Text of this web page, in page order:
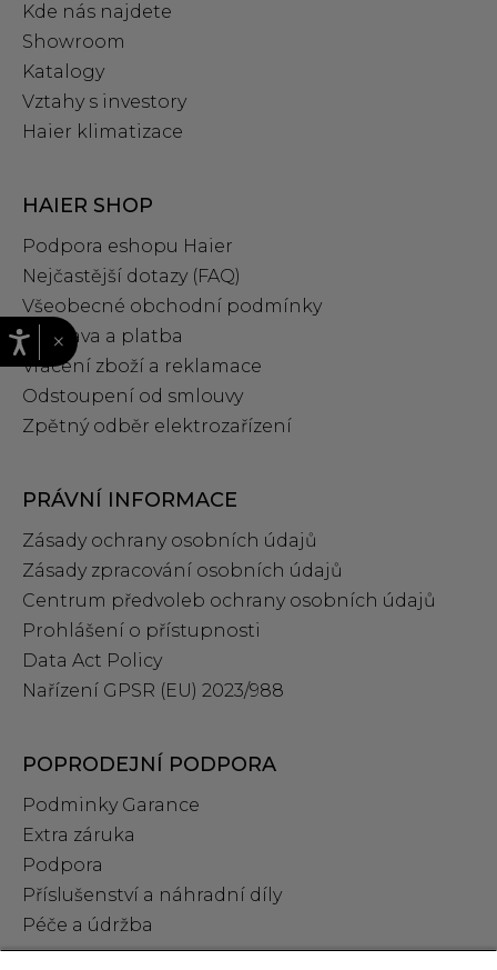
Kde nás najdete
Showroom
Katalogy
Vztahy s investory
Haier klimatizace
HAIER SHOP
Podpora eshopu Haier
Nejčastější dotazy (FAQ)
Všeobecné obchodní podmínky
Doprava a platba
Vrácení zboží a reklamace
Odstoupení od smlouvy
Zpětný odběr elektrozařízení
PRÁVNÍ INFORMACE
Zásady ochrany osobních údajů
Zásady zpracování osobních údajů
Centrum předvoleb ochrany osobních údajů
Prohlášení o přístupnosti
Data Act Policy
Nařízení GPSR (EU) 2023/988
POPRODEJNÍ PODPORA
Podminky Garance
Extra záruka
Podpora
Příslušenství a náhradní díly
Péče a údržba
×